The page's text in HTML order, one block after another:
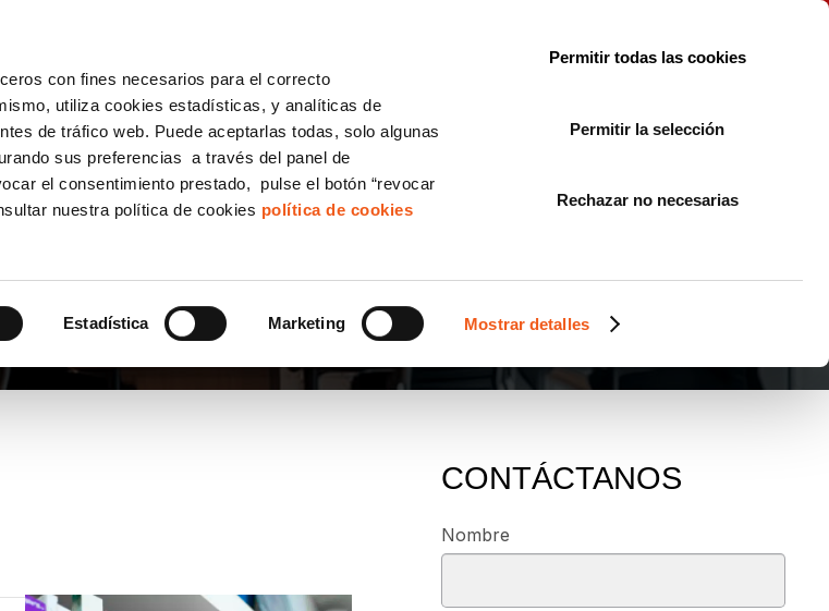
con fines necesarios para el correcto
utiliza cookies estadísticas, y analíticas de
de tráfico web. Puede aceptarlas todas, solo algunas
sus preferencias a través del panel de
el consentimiento prestado, pulse el botón “revocar
nuestra política de cookies política de cookies
Estadística Marketing Mostrar detalles
Permitir todas las cookies
Permitir la selección
Rechazar no necesarias
ECOMMERCE LSSI CANAL DENUNCIAS
CONTÁCTANOS
Nombre